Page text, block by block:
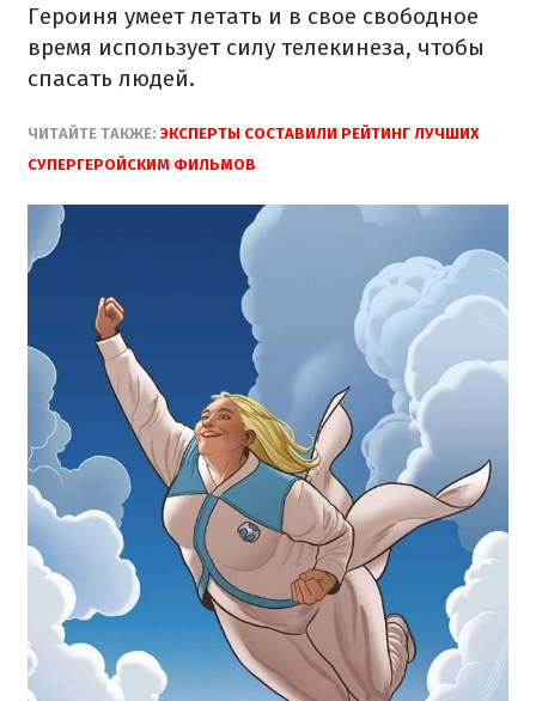
Героиня умеет летать и в свое свободное
время использует силу телекинеза, чтобы
спасать людей.
ЧИТАЙТЕ ТАКЖЕ: ЭКСПЕРТЫ СОСТАВИЛИ РЕЙТИНГ ЛУЧШИХ
СУПЕРГЕРОЙСКИМ ФИЛЬМОВ